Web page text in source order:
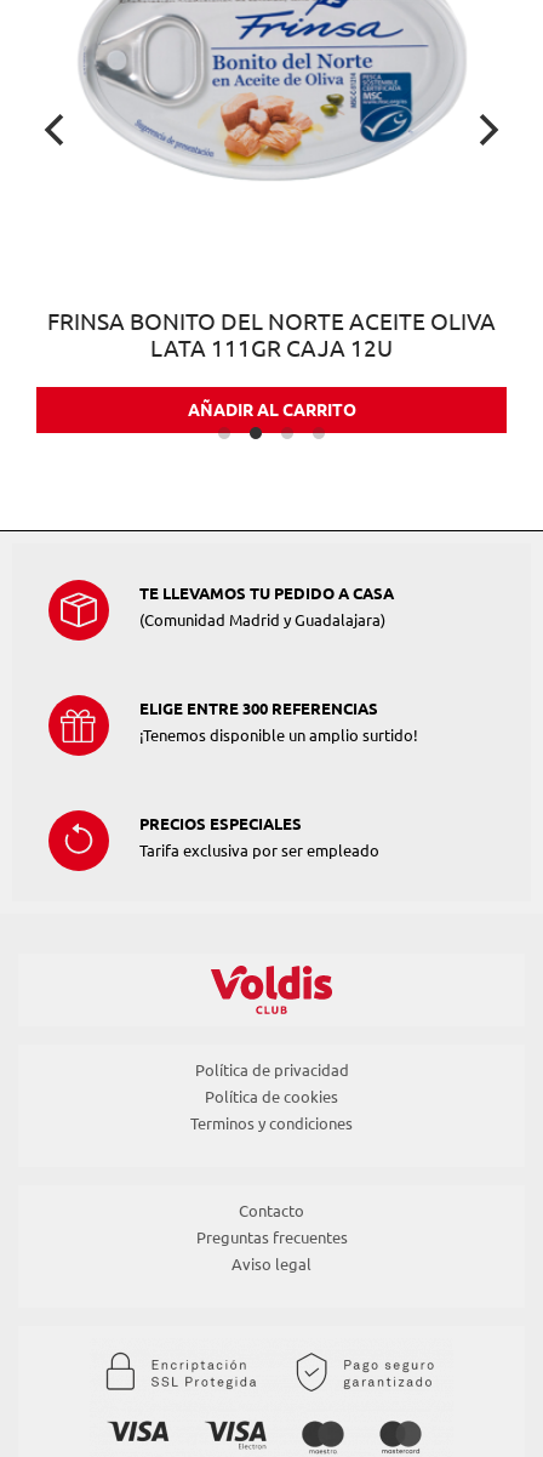
FRINSA BONITO DEL NORTE ACEITE OLIVA
LATA 111GR CAJA 12U
AÑADIR AL CARRITO
TE LLEVAMOS TU PEDIDO A CASA
(Comunidad Madrid y Guadalajara)
ELIGE ENTRE 300 REFERENCIAS
¡Tenemos disponible un amplio surtido!
PRECIOS ESPECIALES
Tarifa exclusiva por ser empleado
Política de privacidad
Política de cookies
Terminos y condiciones
Contacto
Preguntas frecuentes
Aviso legal